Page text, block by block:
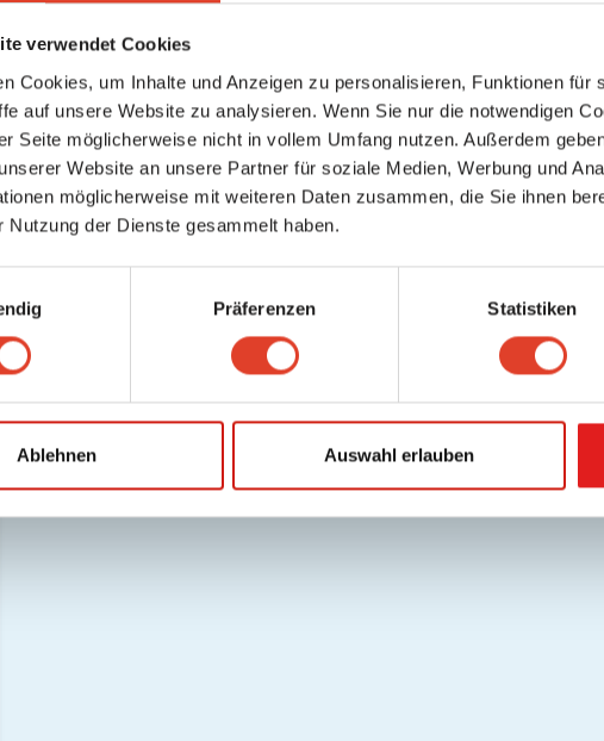
verwendet Cookies
Cookies, um Inhalte und Anzeigen zu personalisieren, Funktionen für
auf unsere Website zu analysieren. Wenn Sie nur die notwendigen
Seite möglicherweise nicht in vollem Umfang nutzen. Außerdem
Website an unsere Partner für soziale Medien, Werbung und
möglicherweise mit weiteren Daten zusammen, die Sie ihnen
Nutzung der Dienste gesammelt haben.
Präferenzen Statistiken
Ablehnen Auswahl erlauben